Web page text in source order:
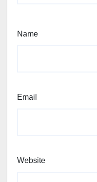
Name
Email
Website